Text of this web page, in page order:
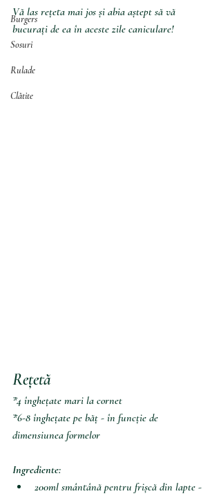
Burgers
Sosuri
Rulade
Clătite
Vă las rețeta mai jos și abia aștept să vă
bucurați de ea în aceste zile caniculare!
Rețetă
*4 înghețate mari la cornet
*6-8 înghețate pe băț - în funcție de
dimensiunea formelor
Ingrediente:
200ml smântână pentru frișcă din lapte -